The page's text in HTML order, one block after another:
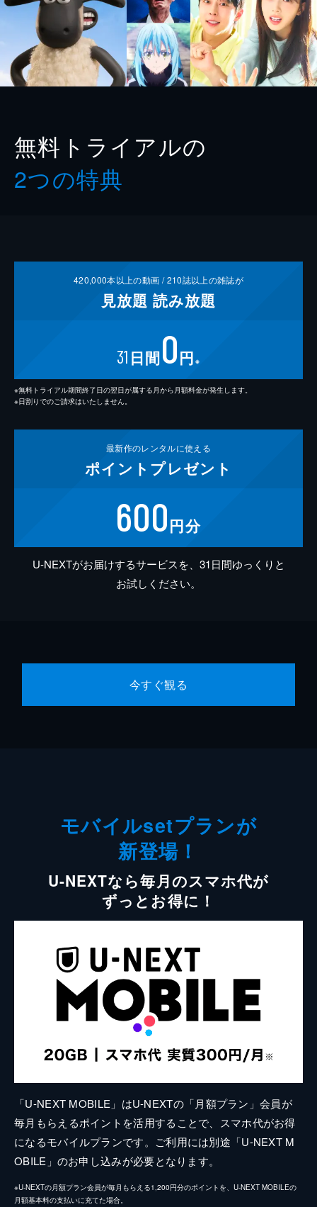
無料トライアルの
2つの特典
420,000本以上の動画 /210誌以上の雑誌が
見放題 読み放題
31 日間0円 ※
※無料トライアル期間終了日の翌日が属する月から月額料金が発生します。
※日割りでのご請求はいたしません。
最新作のレンタルに使える
ポイント プレゼント
600円分
U-NEXTがお届けするサービスを、31日間ゆっくりと
お試しください。
今すぐ観る
モバイルsetプランが
新登場！
U-NEXTなら毎月のスマホ代が
ずっとお得に！
「U-NEXT MOBILE」はU-NEXTの「月額プラン」会員が
毎月もらえるポイントを活用することで、スマホ代がお得
になるモバイルプランです。ご利用には別途「U-NEXT M
OBILE」のお申し込みが必要となります。
※U-NEXTの月額プラン会員が毎月もらえる1,200円分のポイントを、U-NEXT MOBILEの
月額基本料の支払いに充てた場合。